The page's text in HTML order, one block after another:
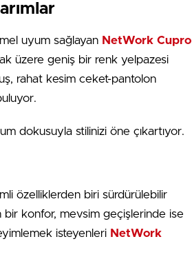
uyum sağlayan NetWork Cupro
üzere geniş bir renk yelpazesi
rahat kesim ceket-pantolon
dokusuyla stilinizi öne çıkartıyor.
özelliklerden biri sürdürülebilir
bir konfor, mevsim geçişlerinde ise
isteyenleri NetWork